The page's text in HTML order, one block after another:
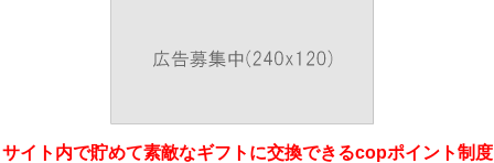
サイト内で貯めて素敵なギフトに交換できるcopポイント制度